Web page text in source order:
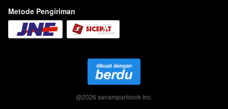
Metode Pengiriman
@2026 sanampanbook Inc.